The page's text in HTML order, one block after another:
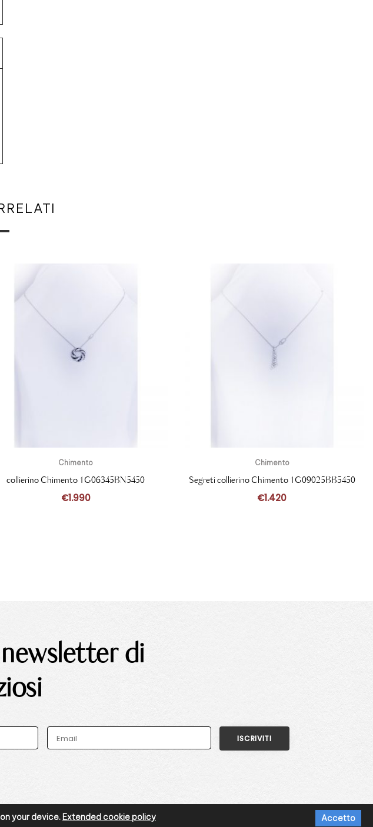
Chimento
collierino Chimento 1G06345BN5450
€1.990
Chimento
Segreti collierino Chimento 1G09025BB5450
€1.420
di
your device. Extended cookie policy Accetto